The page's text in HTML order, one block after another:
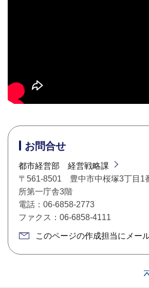
お問合せ
都市経営部 経営戦略課
〒561-8501 豊中市中桜塚3丁目
所第一庁舎3階
電話：06-6858-2773
ファクス：06-6858-4111
このページの作成担当にメー